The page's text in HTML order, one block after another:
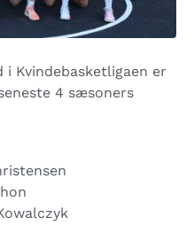
Kvindebasketligaen er
4 sæsoners